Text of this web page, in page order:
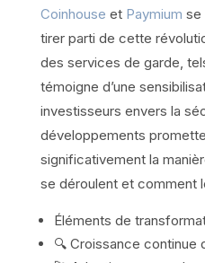
Coinhouse et Paymium se
tirer parti de cette
des services de garde,
témoigne d’une
investisseurs envers la
développements
significativement la
se déroulent et comment
Éléments de
🔍 Croissance continue